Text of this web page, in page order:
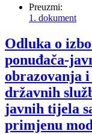
Preuzmi:
1. dokument
Odluka o
ponuđača-
obrazovanja
državnih
javnih tijela
primjenu